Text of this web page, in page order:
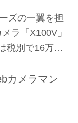
ズの一翼を担
ラ「X100V」
税別で16万
ルムのイベン
称が明らかに
カメラマン